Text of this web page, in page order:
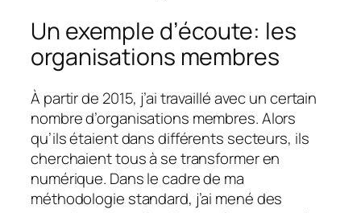
Un exemple d’écoute: les
organisations membres
À partir de 2015, j’ai travaillé avec un certain
nombre d’organisations membres. Alors
qu’ils étaient dans différents secteurs, ils
cherchaient tous à se transformer en
numérique. Dans le cadre de ma
méthodologie standard, j’ai mené des